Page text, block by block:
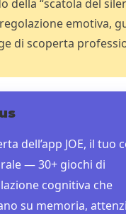
della “scatola del
emotiva,
di scoperta
dell’app JOE, il tuo
— 30+ giochi di
cognitiva che
su memoria,